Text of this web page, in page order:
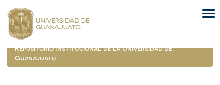
navigation
Repositorio Institucional de la Universidad de
Guanajuato